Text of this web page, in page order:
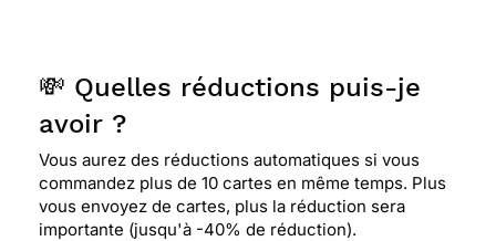
💸 Quelles réductions puis-je
avoir ?
Vous aurez des réductions automatiques si vous
commandez plus de 10 cartes en même temps. Plus
vous envoyez de cartes, plus la réduction sera
importante (jusqu'à -40% de réduction).